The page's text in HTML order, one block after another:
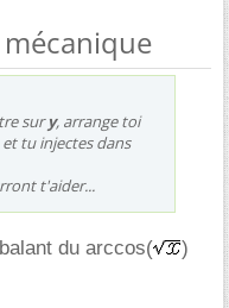
sury, arrange toi
tu injectes dans
t'aider...
du arccos(
)